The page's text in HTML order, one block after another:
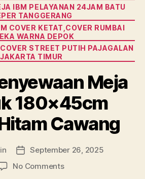
IBM PELAYANAN 24JAM BATU
TANGGERANG
COVER KETAT,COVER RUMBAI
WARNA DEPOK
STREET PUTIH PAJAGALAN
JAKARTA TIMUR
Meja
180×45cm
Cawang
Post
date
September 26, 2025
No Commentson